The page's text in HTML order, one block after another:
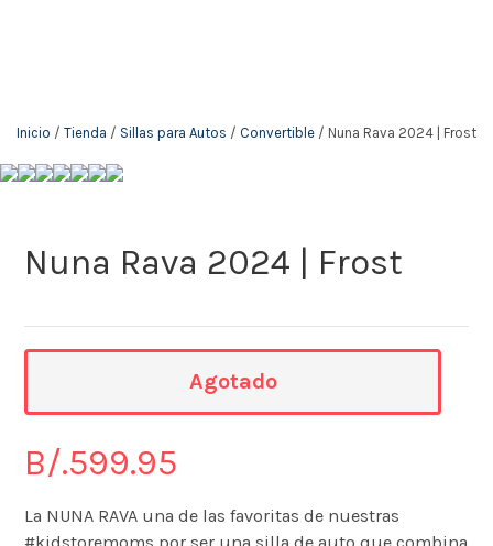
Inicio / Tienda / Sillas para Autos / Convertible / Nuna Rava 2024 | Frost
Nuna Rava 2024 | Frost
B/.599.95
La NUNA RAVA una de las favoritas de nuestras
Agotado